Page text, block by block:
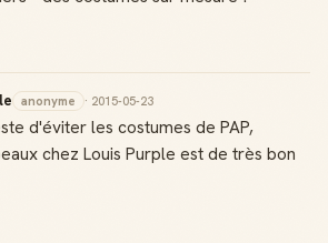
anonyme · 2015-05-23
d'éviter les costumes de PAP,
chez Louis Purple est de très bon